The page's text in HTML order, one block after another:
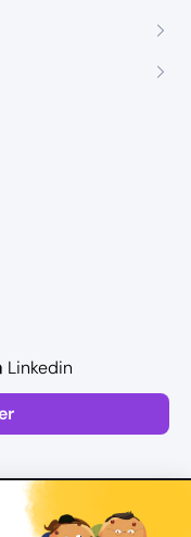
Linkedin